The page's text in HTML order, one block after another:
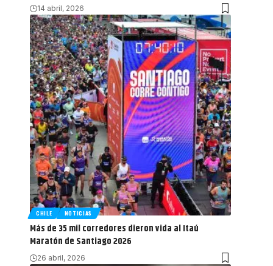
14 abril, 2026
CHILE NOTICIAS
Más de 35 mil corredores dieron vida al Itaú
Maratón de Santiago 2026
26 abril, 2026